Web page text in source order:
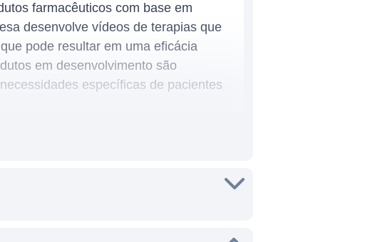
farmacêuticos com base em
desenvolve vídeos de terapias que
pode resultar em uma eficácia
em desenvolvimento são
específicas de pacientes
terapia inalatória voltada para o
abordagem inovadora busca otimizar
Além disso, a empresa investe em